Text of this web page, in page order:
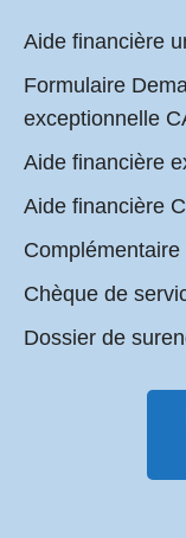
Aide financière
Formulaire
exceptionnelle
Aide financière
Aide financière
Chèque de
Dossier de